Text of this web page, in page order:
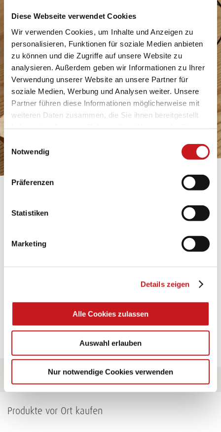
Diese Webseite verwendet Cookies
Wir verwenden Cookies, um Inhalte und Anzeigen zu
personalisieren, Funktionen für soziale Medien anbieten
zu können und die Zugriffe auf unsere Website zu
analysieren. Außerdem geben wir Informationen zu Ihrer
Verwendung unserer Website an unsere Partner für
soziale Medien, Werbung und Analysen weiter. Unsere
Partner führen diese Informationen möglicherweise mit
weiteren Daten zusammen, die Sie ihnen bereitgestellt
Datenschutzhinweisen
mehr darüber, wer wir sind, wie
personenbezogene Daten verarbeiten. Hier geht’s zum
Impressum.
Einwilligungsauswahl
Notwendig
Präferenzen
Statistiken
Marketing
Details zeigen
Alle Cookies zulassen
Auswahl erlauben
Nur notwendige Cookies verwenden
Glänzende Ideen mit wasserfestem Papier. Perfekt zu
bekleben, bemalen, falten... und für viele
Produkte vor Ort kaufen